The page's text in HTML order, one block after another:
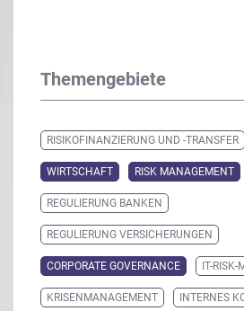
Themengebiete
RISIKOFINANZIERUNG UND -TRANSFER
WIRTSCHAFT RISK MANAGEMENT
REGULIERUNG BANKEN
REGULIERUNG VERSICHERUNGEN
CORPORATE GOVERNANCE IT-RISK-
KRISENMANAGEMENT INTERNES